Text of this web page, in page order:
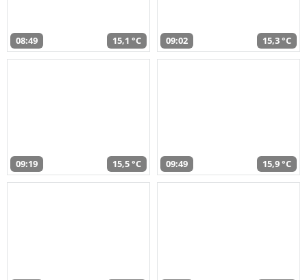
08:49 15,1 °C 09:02 15,3 °C
09:19 15,5 °C 09:49 15,9 °C